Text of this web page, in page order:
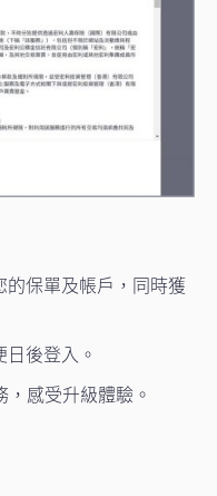
保單及帳戶，同時獲
後登入。
，感受升級體驗。